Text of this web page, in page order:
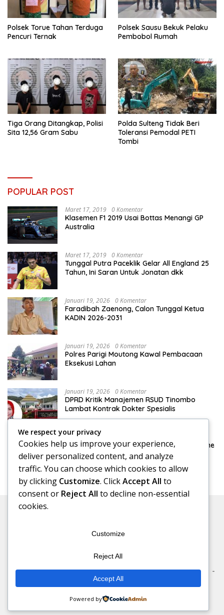
Polsek Torue Tahan Terduga
Pencuri Ternak
Polsek Sausu Bekuk Pelaku
Pembobol Rumah
Tiga Orang Ditangkap, Polisi
Sita 12,56 Gram Sabu
Polda Sulteng Tidak Beri
Toleransi Pemodal PETI
Tombi
POPULAR POST
Maret 17, 2019 0 Komentar
Klasemen F1 2019 Usai Bottas Menangi GP
Australia
Maret 17, 2019 0 Komentar
Tunggal Putra Paceklik Gelar All England 25
Tahun, Ini Saran Untuk Jonatan dkk
Januari 19, 2026 0 Komentar
Faradibah Zaenong, Calon Tunggal Ketua
KADIN 2026-2031
Januari 19, 2026 0 Komentar
Polres Parigi Moutong Kawal Pembacaan
Eksekusi Lahan
Januari 19, 2026 0 Komentar
DPRD Kritik Manajemen RSUD Tinombo
Lambat Kontrak Dokter Spesialis
Januari 15, 2026
DPRD Konsultasi Pengelolaan Pajak Reklame
ke Bapenda Makassar
Beranda Redaksi Kode Etik
Pedoman Media Siber
Disclaimer
Redaksi Rakyat©2026
We respect your privacy
Cookies help us improve your experience,
deliver personalized content, and analyze
traffic. You can choose which cookies to allow
by clicking Customize. ClickAccept All to
consent or Reject All to decline non-essential
cookies.
Customize
Reject All
Accept All
Powered by